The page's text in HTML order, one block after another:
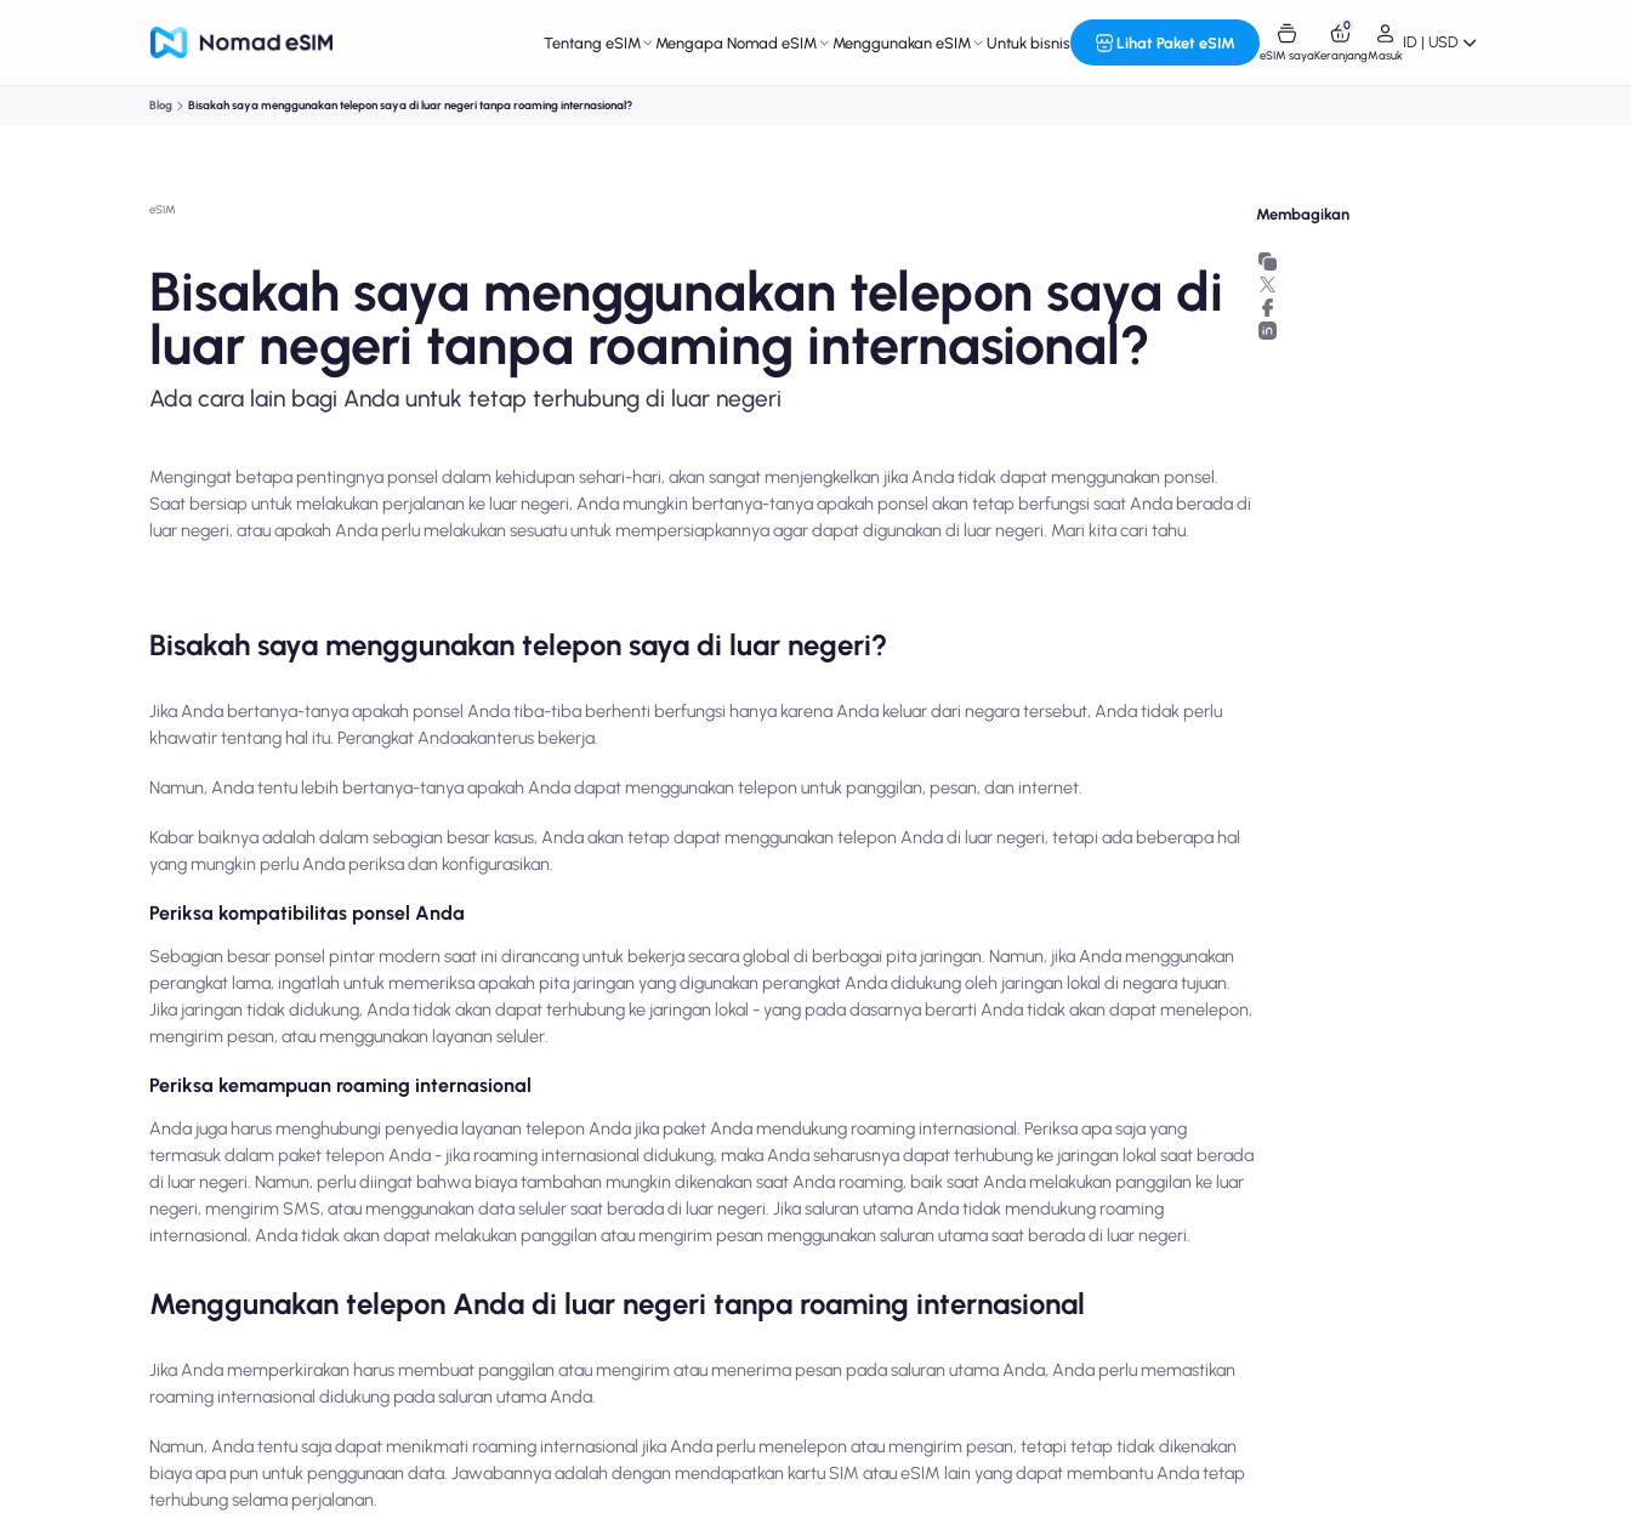
Tentang eSIM Mengapa Nomad eSIM Menggunakan eSIM Untuk bisnis Lihat Paket eSIM
eSIM saya
0
KeranjangMasuk
ID | USD
Blog Bisakah saya menggunakan telepon saya di luar negeri tanpa roaming internasional?
eSIM
Bisakah saya menggunakan telepon saya di
luar negeri tanpa roaming internasional?
Ada cara lain bagi Anda untuk tetap terhubung di luar negeri
Mengingat betapa pentingnya ponsel dalam kehidupan sehari-hari, akan sangat menjengkelkan jika Anda tidak dapat menggunakan ponsel.
Saat bersiap untuk melakukan perjalanan ke luar negeri, Anda mungkin bertanya-tanya apakah ponsel akan tetap berfungsi saat Anda berada di
luar negeri, atau apakah Anda perlu melakukan sesuatu untuk mempersiapkannya agar dapat digunakan di luar negeri. Mari kita cari tahu.
Bisakah saya menggunakan telepon saya di luar negeri?
Jika Anda bertanya-tanya apakah ponsel Anda tiba-tiba berhenti berfungsi hanya karena Anda keluar dari negara tersebut, Anda tidak perlu
khawatir tentang hal itu. Perangkat Andaakanterus bekerja.
Namun, Anda tentu lebih bertanya-tanya apakah Anda dapat menggunakan telepon untuk panggilan, pesan, dan internet.
Kabar baiknya adalah dalam sebagian besar kasus, Anda akan tetap dapat menggunakan telepon Anda di luar negeri, tetapi ada beberapa hal
yang mungkin perlu Anda periksa dan konfigurasikan.
Periksa kompatibilitas ponsel Anda
Sebagian besar ponsel pintar modern saat ini dirancang untuk bekerja secara global di berbagai pita jaringan. Namun, jika Anda menggunakan
perangkat lama, ingatlah untuk memeriksa apakah pita jaringan yang digunakan perangkat Anda didukung oleh jaringan lokal di negara tujuan.
Jika jaringan tidak didukung, Anda tidak akan dapat terhubung ke jaringan lokal - yang pada dasarnya berarti Anda tidak akan dapat menelepon,
mengirim pesan, atau menggunakan layanan seluler.
Periksa kemampuan roaming internasional
Anda juga harus menghubungi penyedia layanan telepon Anda jika paket Anda mendukung roaming internasional. Periksa apa saja yang
termasuk dalam paket telepon Anda - jika roaming internasional didukung, maka Anda seharusnya dapat terhubung ke jaringan lokal saat berada
di luar negeri. Namun, perlu diingat bahwa biaya tambahan mungkin dikenakan saat Anda roaming, baik saat Anda melakukan panggilan ke luar
negeri, mengirim SMS, atau menggunakan data seluler saat berada di luar negeri. Jika saluran utama Anda tidak mendukung roaming
internasional, Anda tidak akan dapat melakukan panggilan atau mengirim pesan menggunakan saluran utama saat berada di luar negeri.
Menggunakan telepon Anda di luar negeri tanpa roaming internasional
Jika Anda memperkirakan harus membuat panggilan atau mengirim atau menerima pesan pada saluran utama Anda, Anda perlu memastikan
roaming internasional didukung pada saluran utama Anda.
Namun, Anda tentu saja dapat menikmati roaming internasional jika Anda perlu menelepon atau mengirim pesan, tetapi tetap tidak dikenakan
biaya apa pun untuk penggunaan data. Jawabannya adalah dengan mendapatkan kartu SIM atau eSIM lain yang dapat membantu Anda tetap
terhubung selama perjalanan.
Membagikan